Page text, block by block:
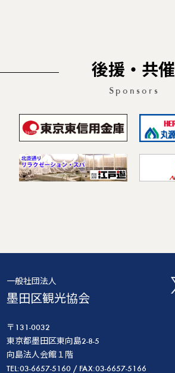
後援・共催
Sponsors
一般社団法人
墨田区観光協会
〒131-0032
東京都墨田区東向島2-8-5
向島法人会館１階
TEL:03-6657-5160 / FAX:03-6657-5166